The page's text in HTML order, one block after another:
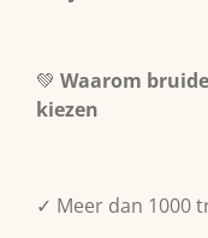
💚 Waarom
kiezen
✓ Meer dan 1000